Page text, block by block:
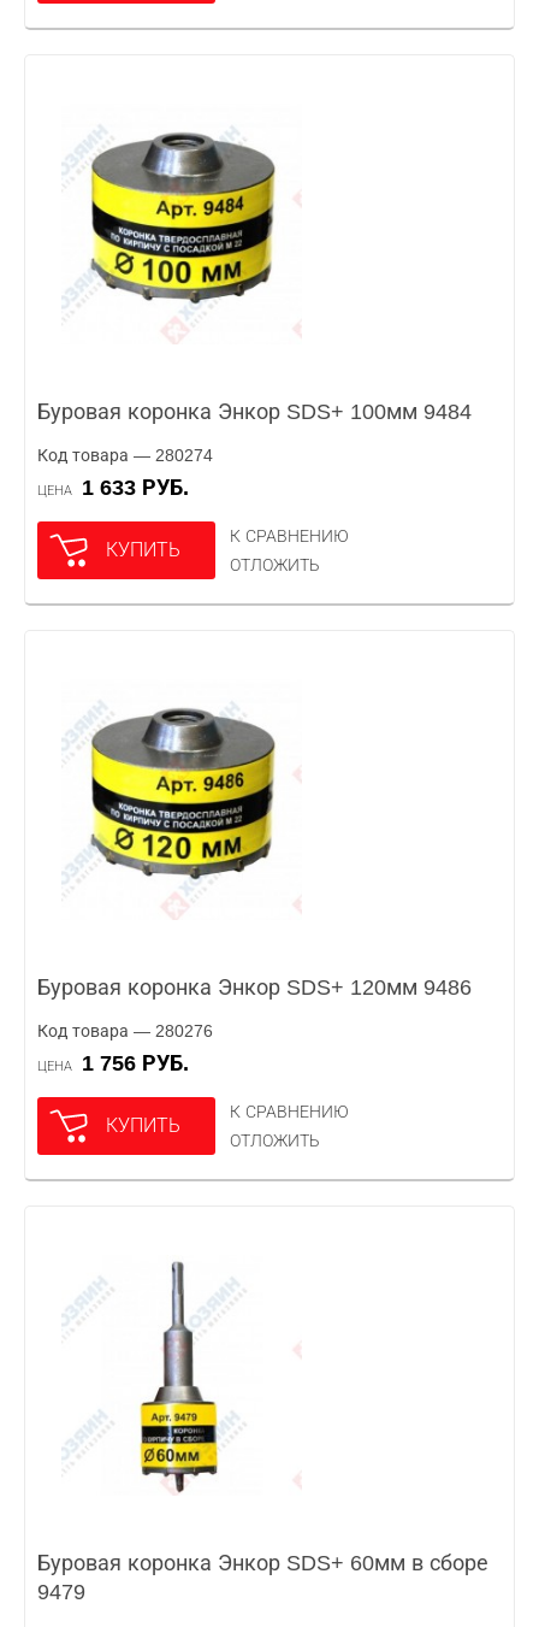
Буровая коронка Энкор SDS+ 100мм 9484
Код товара — 280274
ЦЕНА 1 633 РУБ.
КУПИТЬ
К СРАВНЕНИЮ
ОТЛОЖИТЬ
Буровая коронка Энкор SDS+ 120мм 9486
Код товара — 280276
ЦЕНА 1 756 РУБ.
КУПИТЬ
К СРАВНЕНИЮ
ОТЛОЖИТЬ
Буровая коронка Энкор SDS+ 60мм в сборе
9479